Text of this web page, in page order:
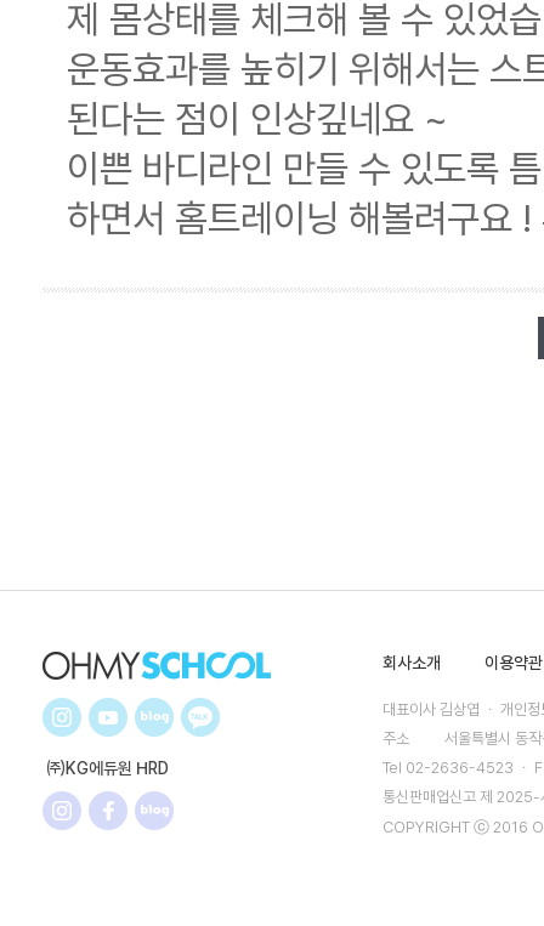
제 몸상태를 체크해 볼 수 있었
운동효과를 높히기 위해서는 스
된다는 점이 인상깊네요 ~
이쁜 바디라인 만들 수 있도록
하면서 홈트레이닝 해볼려구요
㈜KG에듀원 HRD
회사소개 이용약관
대표이사 김상엽 ㆍ 개인
주소
서울특별시 동
Tel 02-2636-4523 ㆍ
통신판매업신고 제
COPYRIGHT ⓒ 2016